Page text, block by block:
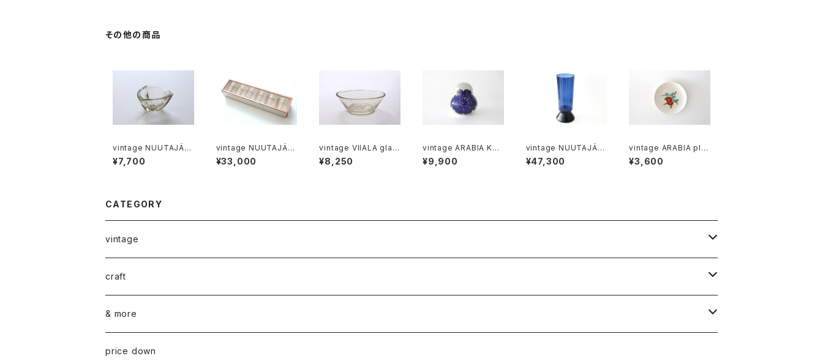
その他の商品
vintage NUUTAJÄR
VI 6606 BULLS EYE
ashtray / ヴィンテージ
¥7,700
vintage NUUTAJÄR
VI RUSTICA tumbler
clear 6p gift set / ヴ
¥33,000
vintage VIIALA glas
s viili bowl / ヴィンテ
ージ ヴィーアラ ガラス
¥8,250
vintage ARABIA KÖ
ÖKKI salt＆pepper s
haker cobalt / ヴィン
¥9,900
vintage NUUTAJÄR
VI 1428 vase XL / ヴ
ィンテージ ヌータヤルヴ
¥47,300
vintage ARABIA plat
e 15cm / オールドアラ
ビア パン皿 15cm
¥3,600
CATEGORY
vintage
ceramics
ARABIA
GUSTAVSBERG
glass
NUUTAJÄRVI
fabric
craft
染め花Horry
山口 和宏 木の器
& more
wear
price down